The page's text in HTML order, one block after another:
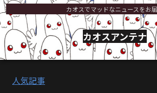
カオスでマッドなニュースをお
カオスアンテナ
人気記事